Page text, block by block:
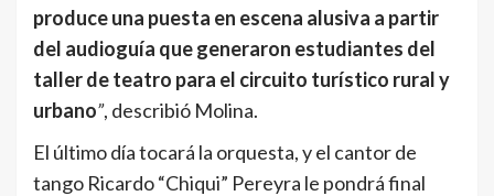
produce una puesta en escena alusiva a partir
del audioguía que generaron estudiantes del
taller de teatro para el circuito turístico rural y
urbano”, describió Molina.
El último día tocará la orquesta, y el cantor de
tango Ricardo “Chiqui” Pereyra le pondrá final